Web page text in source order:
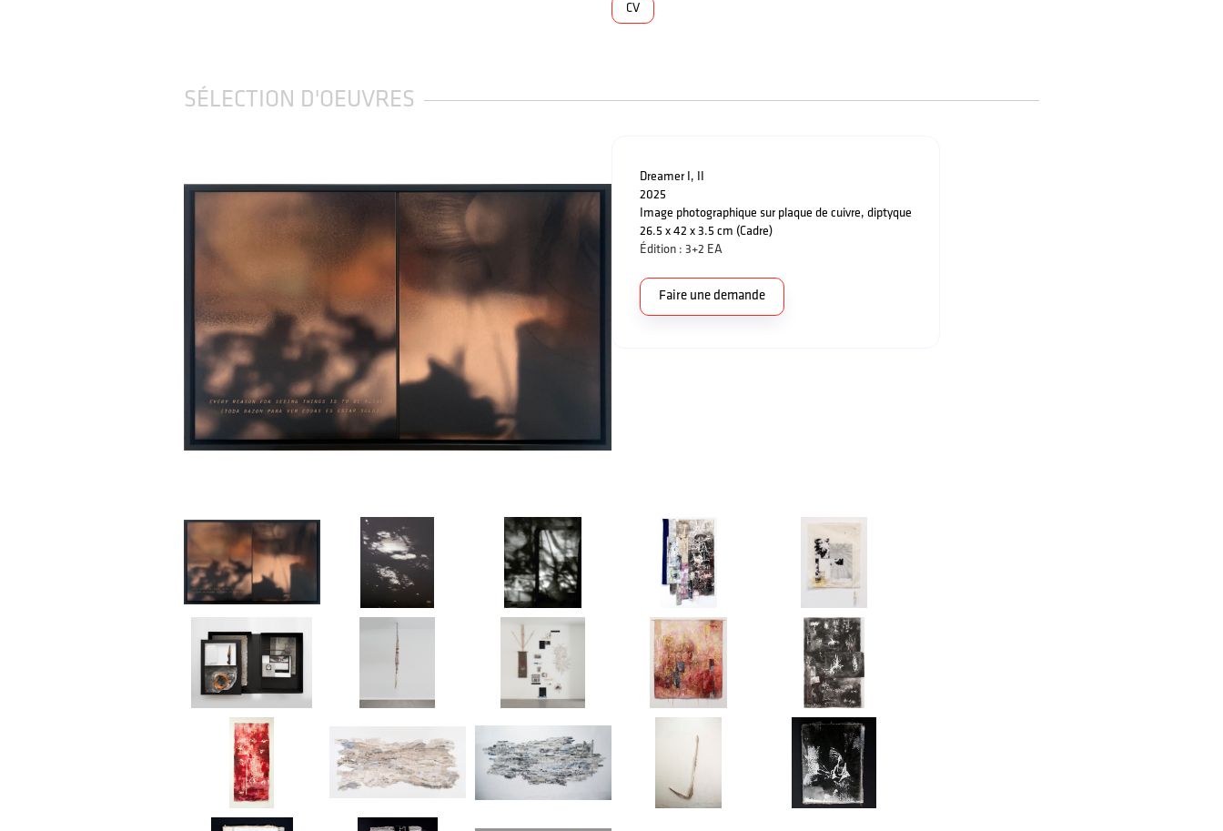
CV
SÉLECTION D'OEUVRES
Dreamer I, II
2025
Image photographique sur plaque de cuivre, diptyque
26.5 x 42 x 3.5 cm (Cadre)
Édition : 3+2 EA
Faire une demande